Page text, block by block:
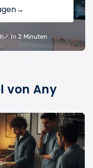
→
✓ In 2 Minuten
von Any